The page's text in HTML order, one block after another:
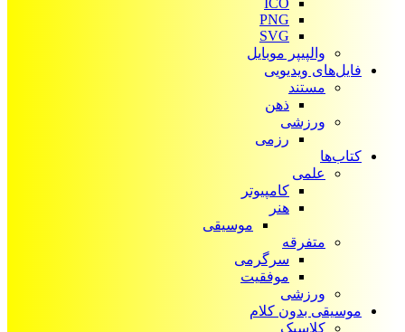
ICO
PNG
SVG
والپیپر موبایل
فایل‌های ویدیویی
مستند
ذهن
ورزشی
رزمی
کتاب‌ها
علمی
کامپیوتر
هنر
موسیقی
متفرقه
سرگرمی
موفقیت
ورزشی
موسیقی بدون کلام
کلاسیک